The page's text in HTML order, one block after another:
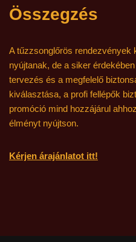
Összegzés
A tűzzsonglőrös rendezvények
nyújtanak, de a siker
tervezés és a megfelelő
kiválasztása, a profi fellépők
promóció mind hozzájárul
élményt nyújtson.
Kérjen árajánlatot itt!